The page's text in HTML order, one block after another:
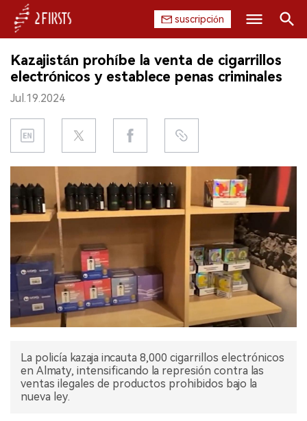
suscripción
INICIO
EMPRESA
PRODUCTO
REGULACIÓN
CHINA
EXPOSICIÓN
ENTREVISTA
Buscar
Kazajistán prohíbe la venta de cigarrillos
electrónicos y establece penas criminales
Jul.19.2024
La policía kazaja incauta 8,000 cigarrillos electrónicos
en Almaty, intensificando la represión contra las
ventas ilegales de productos prohibidos bajo la
nueva ley.